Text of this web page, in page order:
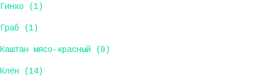
Гинко (1)
Граб (1)
Каштан мясо-красный (0)
Клён (14)